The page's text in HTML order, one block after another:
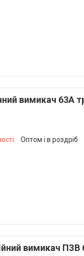
вимикач 63А
Оптом і в роздріб
вимикач ПЗВ